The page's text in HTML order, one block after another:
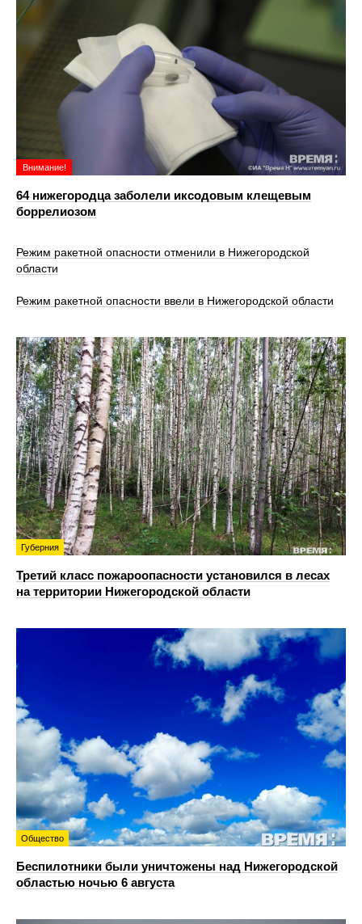
Внимание!
64 нижегородца заболели иксодовым клещевым
боррелиозом
Режим ракетной опасности отменили в Нижегородской
области
Режим ракетной опасности ввели в Нижегородской области
Губерния
Третий класс пожароопасности установился в лесах
на территории Нижегородской области
Общество
Беспилотники были уничтожены над Нижегородской
областью ночью 6 августа